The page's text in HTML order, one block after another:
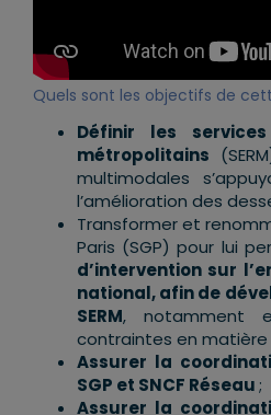
Quels sont les objectifs de
Définir les
métropolitains
multimodales
l’amélioration des
Transformer et
Paris (SGP) pour lui
d’intervention sur
national, afin de
SERM, notamment
contraintes en
Assurer la
SGP et SNCF Réseau;
Assurer la